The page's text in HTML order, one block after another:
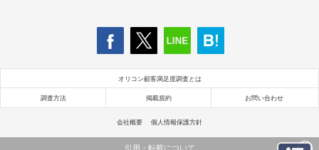
オリコン顧客満足度調査とは
調査方法 掲載規約 お問い合わせ
会社概要 個人情報保護方針
引用・転載について